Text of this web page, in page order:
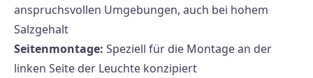
anspruchsvollen Umgebungen, auch bei hohem
Salzgehalt
Seitenmontage: Speziell für die Montage an der
linken Seite der Leuchte konzipiert